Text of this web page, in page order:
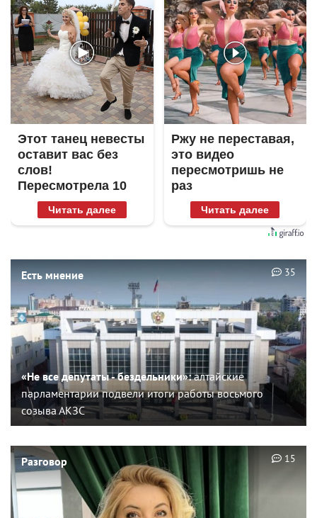
Этот танец невесты
оставит вас без
слов!
Пересмотрела 10
раз
Читать далее
Ржу не переставая,
это видео
пересмотришь не
раз
Читать далее
Есть мнение
«Не все депутаты - бездельники»:алтайские
парламентарии подвели итоги работы восьмого
созыва АКЗС
35
Разговор 15